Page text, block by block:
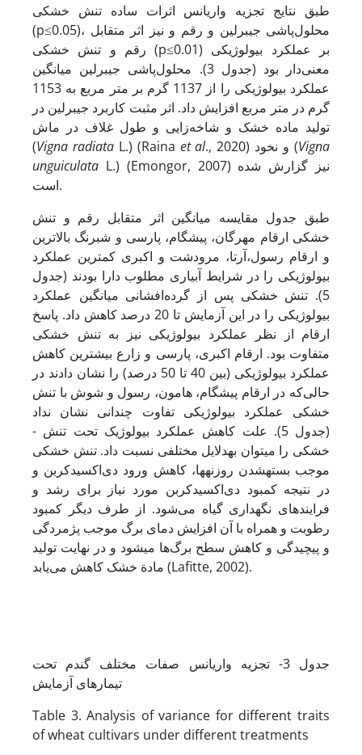
طبق نتایج تجزیه واریانس اثرات ساده تنش خشکی
(p≤0.05)، محلول‌پاشی جیبرلین و رقم و نیز اثر متقابل
رقم و تنش خشکی (p≤0.01) بر عملکرد بیولوژیکی
معنی‌دار بود (جدول 3). محلول‌پاشی جیبرلین میانگین
عملکرد بیولوژیکی را از 1137 گرم‌ بر متر مربع به 1153
گرم ‌در متر مربع افزایش داد. اثر مثبت کاربرد جیبرلین در
تولید ماده‌ خشک و شاخه‌زایی و طول غلاف در ماش
(Vigna radiataL.) (Raina et al ., 2020) و نخود (Vigna
unguiculata L.) (Emongor, 2007) نیز گزارش شده
است.
طبق جدول مقایسه میانگین اثر متقابل رقم و تنش
خشکی ارقام مهرگان، پیشگام، پارسی و شبرنگ بالاترین
و ارقام رسول،آرتا، مرودشت و اکبری کمترین عملکرد
بیولوژیکی را در شرایط آبیاری مطلوب دارا بودند (جدول
5). تنش خشکی پس از گرده‌افشانی میانگین عملکرد
بیولوژیکی را در این آزمایش تا 20 درصد کاهش داد. پاسخ
ارقام از نظر عملکرد بیولوژیکی نیز به تنش خشکی
متفاوت بود. ارقام اکبری، پارسی و زارع بیشترین کاهش
عملکرد بیولوژیکی (بین 40 تا 50 درصد) را نشان دادند در
حالی‌که در ارقام پیشگام، هامون، رسول و شوش با تنش
خشکی عملکرد بیولوژیکی تفاوت چندانی نشان نداد
(جدول 5). علت کاهش عملکرد بیولوژیک تحت تنش ­
خشکی را میتوان بهدلایل مختلفی نسبت داد. تنش خشکی
موجب بستهشدن روزنه­ها، کاهش ورود دی‌اکسید‌کربن و
در نتیجه کمبود دی‌اکسید‌کربن مورد نیاز برای رشد و
فرایندهای نگهداری گیاه می‌شود. از طرف دیگر کمبود
رطوبت و همراه با آن افزایش دمای برگ موجب پژمردگی
و پیچیدگی و کاهش سطح برگ‌ها می­شود و در نهایت تولید
مادة خشک کاهش می‌یابد (Lafitte, 2002).
جدول 3- تجزیه واریانس صفات مختلف گندم تحت
تیمارهای آزمایش
Table 3. Analysis of variance for different traits
of wheat cultivars under different treatments